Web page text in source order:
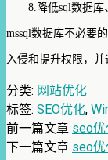
8.降低sql数据库
mssql数据库不必要
入侵和提升权限，
分类: 网站优化
标签: SEO优化,
前一篇文章 seo
下一篇文章 seo